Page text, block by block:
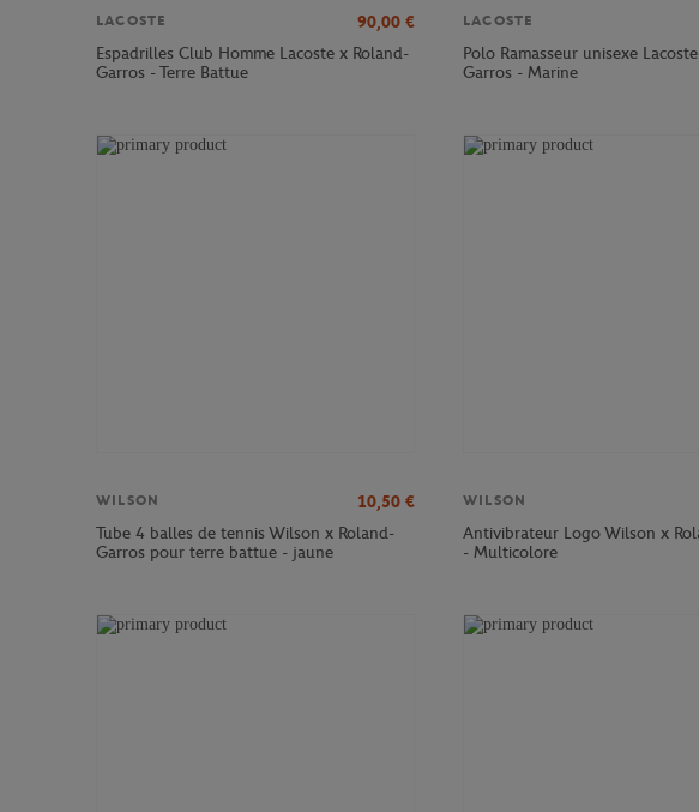
LACOSTE 90,00 €
Espadrilles Club Homme Lacoste x Roland-
Garros - Terre Battue
LACOSTE
Polo Ramasseur unisexe
Garros - Marine
WILSON 10,50 €
Tube 4 balles de tennis Wilson x Roland-
Garros pour terre battue - jaune
WILSON
Antivibrateur Logo Wilson x
- Multicolore